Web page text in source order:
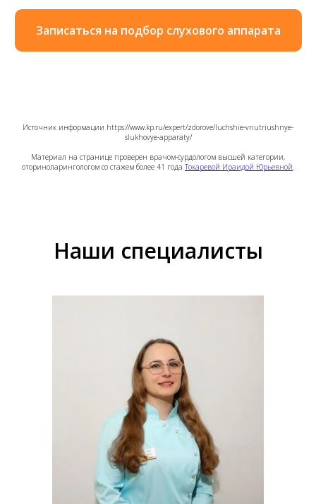
Записаться на подбор слухового аппарата
Источник информации https://www.kp.ru/expert/zdorove/luchshie-vnutriushnye-
slukhovye-apparaty/
Материал на странице проверен врачом-сурдологом высшей категории,
оториноларингологом со стажем более 41 года Токаревой Ираидой Юрьевной
Наши специалисты